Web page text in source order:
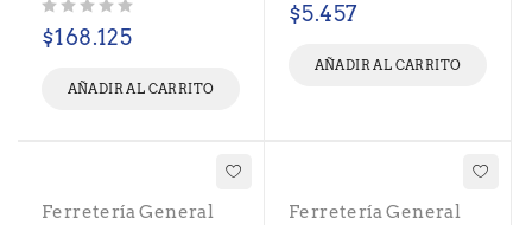
$168.125
AÑADIR AL CARRITO
$5.457
AÑADIR AL CARRITO
Ferretería General
Ferretería General